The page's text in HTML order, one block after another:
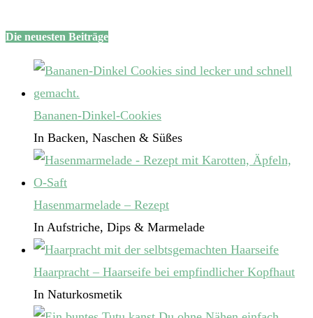
Die neuesten Beiträge
Bananen-Dinkel-Cookies
In Backen, Naschen & Süßes
Hasenmarmelade – Rezept
In Aufstriche, Dips & Marmelade
Haarpracht – Haarseife bei empfindlicher Kopfhaut
In Naturkosmetik